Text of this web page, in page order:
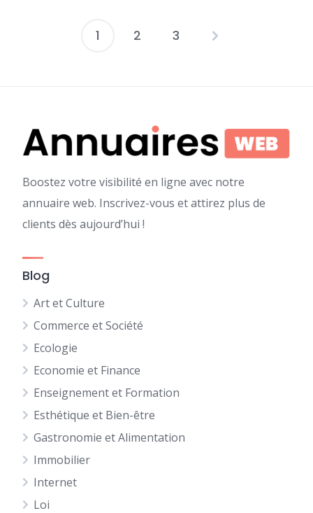
Pagination
1 2 3
Boostez votre visibilité en ligne avec notre
annuaire web. Inscrivez-vous et attirez plus de
clients dès aujourd’hui !
Blog
Art et Culture
Commerce et Société
Ecologie
Economie et Finance
Enseignement et Formation
Esthétique et Bien-être
Gastronomie et Alimentation
Immobilier
Internet
Loi